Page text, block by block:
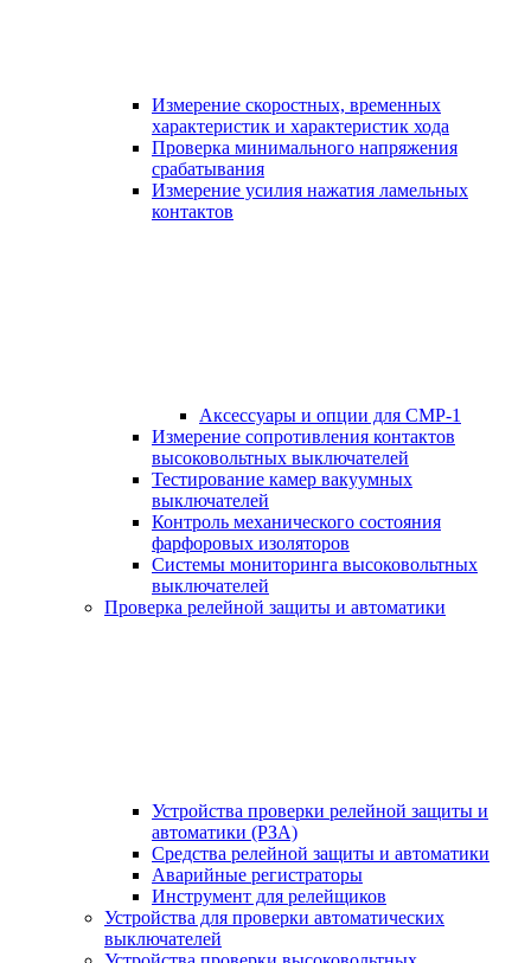
Измерение скоростных, временных
характеристик и характеристик хода
Проверка минимального напряжения
срабатывания
Измерение усилия нажатия ламельных
контактов
Аксессуары и опции для СМР-1
Измерение сопротивления контактов
высоковольтных выключателей
Тестирование камер вакуумных
выключателей
Контроль механического состояния
фарфоровых изоляторов
Системы мониторинга высоковольтных
выключателей
Проверка релейной защиты и автоматики
Устройства проверки релейной защиты и
автоматики (РЗА)
Средства релейной защиты и автоматики
Аварийные регистраторы
Инструмент для релейщиков
Устройства для проверки автоматических
выключателей